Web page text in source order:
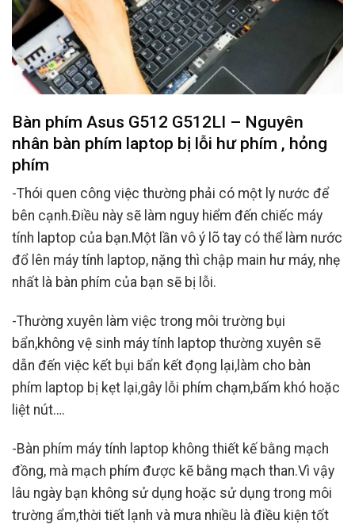
Bàn phím Asus G512 G512LI – Nguyên
nhân bàn phím laptop bị lỗi hư phím , hỏng
phím
-Thói quen công việc thường phải có một ly nước để
bên cạnh.Điều này sẽ làm nguy hiểm đến chiếc máy
tính laptop của bạn.Một lần vô ý lõ tay có thể làm nước
đổ lên máy tính laptop, nặng thì chập main hư máy, nhẹ
nhất là bàn phím của bạn sẽ bị lỗi.
-Thường xuyên làm việc trong môi trường bụi
bẩn,không vệ sinh máy tính laptop thường xuyên sẽ
dẫn đến việc kết bụi bẩn kết đọng lại,làm cho bàn
phím laptop bị kẹt lại,gây lỗi phím chạm,bấm khó hoặc
liệt nút….
-Bàn phím máy tính laptop không thiết kế bằng mạch
đồng, mà mạch phím được kẽ bằng mạch than.Vì vậy
lâu ngày bạn không sử dụng hoặc sử dụng trong môi
trường ẩm,thời tiết lạnh và mưa nhiều là điều kiện tốt